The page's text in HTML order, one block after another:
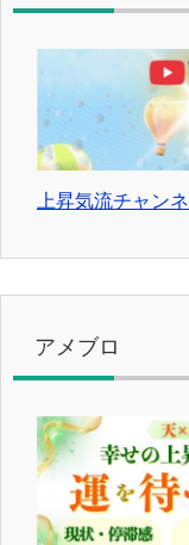
上昇気流チャン
アメブロ